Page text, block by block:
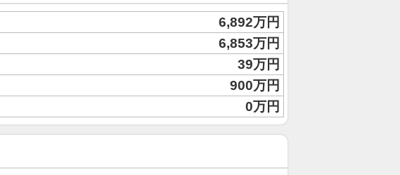
6,892万円
6,853万円
39万円
900万円
0万円